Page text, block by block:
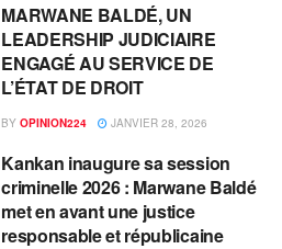
MARWANE BALDÉ, UN
LEADERSHIP JUDICIAIRE
ENGAGÉ AU SERVICE DE
L’ÉTAT DE DROIT
BY OPINION224 JANVIER 28, 2026
Kankan inaugure sa session
criminelle 2026 : Marwane Baldé
met en avant une justice
responsable et républicaine